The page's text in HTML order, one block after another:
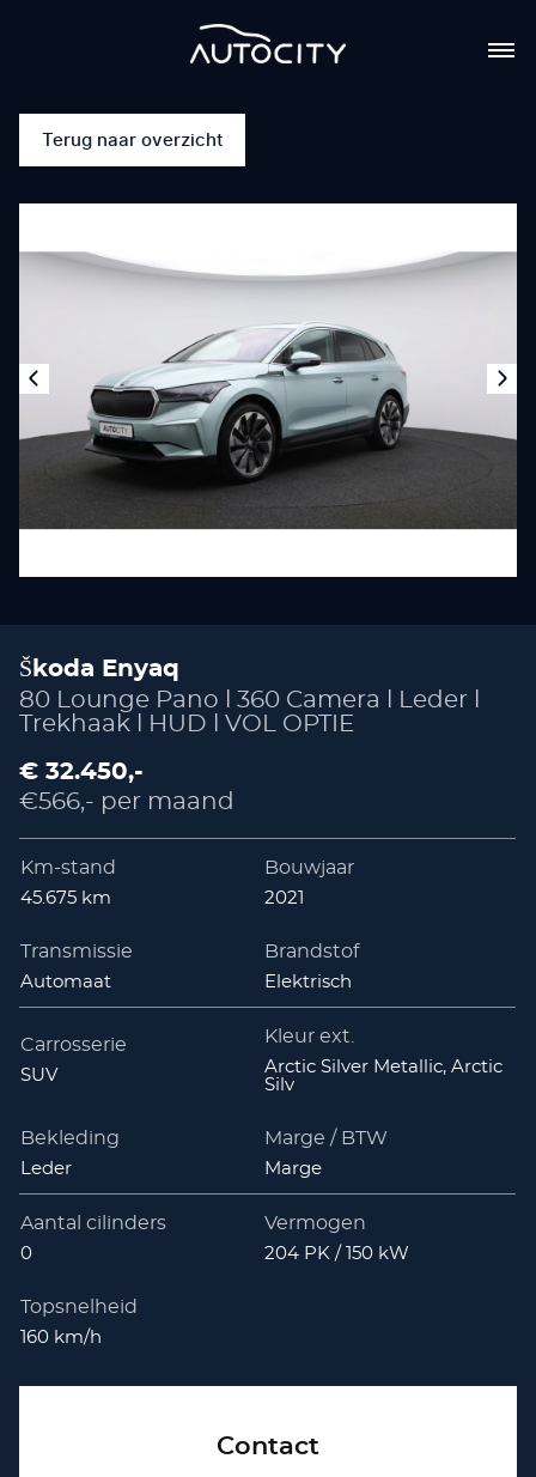
Terug naar overzicht
Škoda Enyaq
80 Lounge Pano l 360 Camera l Leder l
Trekhaak l HUD l VOL OPTIE
€ 32.450,-
€566,- per maand
Km-stand
45.675 km
Bouwjaar
2021
Transmissie
Automaat
Brandstof
Elektrisch
Carrosserie
SUV
Kleur ext.
Arctic Silver Metallic, Arctic
Silv
Bekleding
Leder
Marge / BTW
Marge
Aantal cilinders
0
Vermogen
204 PK / 150 kW
Topsnelheid
160 km/h
Contact